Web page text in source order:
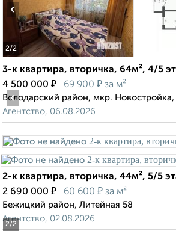
2/2
‹
3-к квартира, вторичка, 64м², 4/5
4 500 000 ₽ 69 900 ₽ за м²
Володарский район, мкр.
Агентство, 06.08.2026
2/2
‹
2-к квартира, вторичка, 44м², 5/5
2 690 000 ₽ 60 600 ₽ за м²
Бежицкий район, Литейная 58
Агентство, 02.08.2026